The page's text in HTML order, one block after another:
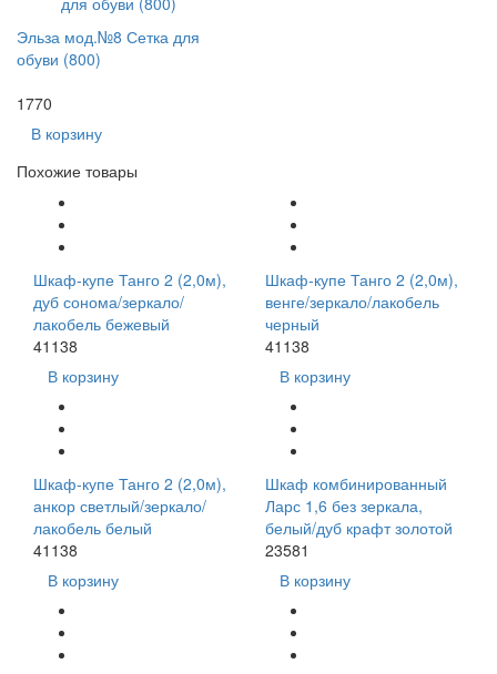
Эльза мод.№8 Сетка для
обуви (800)
1770
В корзину
Похожие товары
Шкаф-купе Танго 2 (2,0м),
дуб сонома/зеркало/
лакобель бежевый
41138
В корзину
Шкаф-купе Танго 2 (2,0м),
венге/зеркало/лакобель
черный
41138
В корзину
Шкаф-купе Танго 2 (2,0м),
анкор светлый/зеркало/
лакобель белый
41138
В корзину
Шкаф комбинированный
Ларс 1,6 без зеркала,
белый/дуб крафт золотой
23581
В корзину